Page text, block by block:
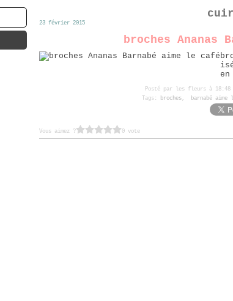
23 février 2015
broches Ananas
Posté par les fleurs à 18:48
Tags:
broches, barnabé aime
Vous aimez ? 0 vote